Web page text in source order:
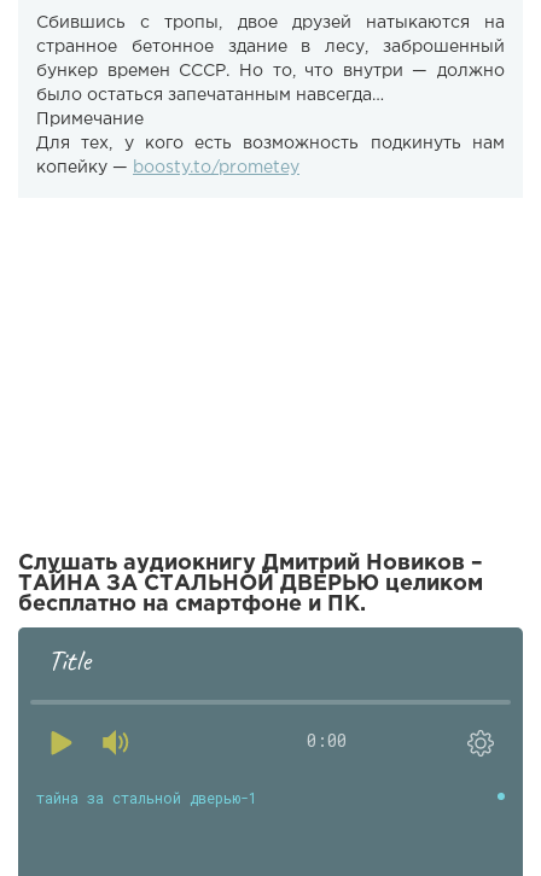
Сбившись с тропы, двое друзей натыкаются на
странное бетонное здание в лесу, заброшенный
бункер времен СССР. Но то, что внутри — должно
было остаться запечатанным навсегда…
Примечание
Для тех, у кого есть возможность подкинуть нам
копейку — boosty.to/prometey
Слушать аудиокнигу Дмитрий Новиков –
ТАЙНА ЗА СТАЛЬНОЙ ДВЕРЬЮ целиком
бесплатно на смартфоне и ПК.
Title
0:00
тайна за стальной дверью-1